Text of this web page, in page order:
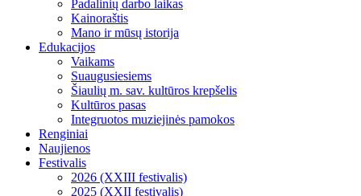
Padalinių darbo laikas
Kainoraštis
Mano ir mūsų istorija
Edukacijos
Vaikams
Suaugusiesiems
Šiaulių m. sav. kultūros krepšelis
Kultūros pasas
Integruotos muziejinės pamokos
Renginiai
Naujienos
Festivalis
2026 (XXIII festivalis)
2025 (XXII festivalis)